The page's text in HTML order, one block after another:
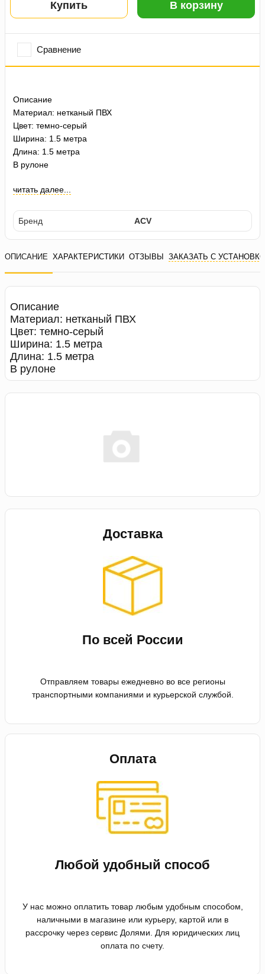
Купить В корзину
Сравнение
Описание
Материал: нетканый ПВХ
Цвет: темно-серый
Ширина: 1.5 метра
Длина: 1.5 метра
В рулоне
читать далее...
Бренд ACV
ОПИСАНИЕ ХАРАКТЕРИСТИКИ ОТЗЫВЫ ЗАКАЗАТЬ С
Описание
Материал: нетканый ПВХ
Цвет: темно-серый
Ширина: 1.5 метра
Длина: 1.5 метра
В рулоне
Доставка
По всей России
Отправляем товары ежедневно во все регионы
транспортными компаниями и курьерской службой.
Оплата
Любой удобный способ
У нас можно оплатить товар любым удобным способом,
наличными в магазине или курьеру, картой или в
рассрочку через сервис Долями. Для юридических лиц
оплата по счету.